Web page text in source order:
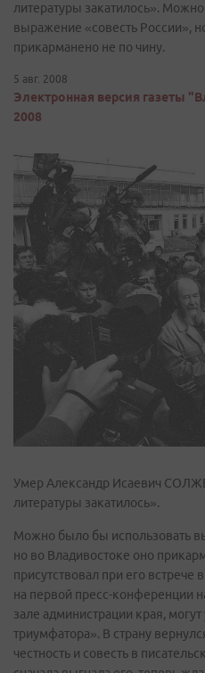
литературы закатилось».
выражение «совесть России»,
прикарманено не по чину.
5 авг. 2008
Электронная версия газеты
2008
Умер Александр Исаевич
литературы закатилось».
Можно было бы использовать
но во Владивостоке оно
присутствовал при его встрече
на первой пресс-конференции
зале администрации края,
триумфатора». В страну
честность и совесть в